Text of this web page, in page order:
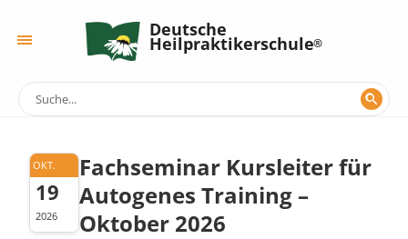
Deutsche
Heilpraktikerschule
OKT.
19
2026
Fachseminar Kursleiter für
Autogenes Training –
Oktober 2026